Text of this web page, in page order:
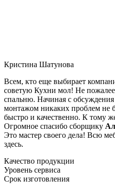
Кристина Шатунова
Всем, кто еще выбирает
советую Кухни мол! Не
спальню. Начиная с обсуждения
монтажом никаких проблем не
быстро и качественно. К тому
Огромное спасибо сборщику
Это мастер своего дела! Всю
здесь.
Качество продукции
Уровень сервиса
Срок изготовления